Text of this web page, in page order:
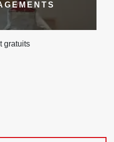
gratuits